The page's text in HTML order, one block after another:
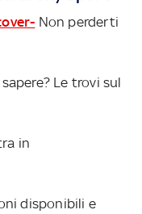
Non perderti
Le trovi sul
in
disponibili e